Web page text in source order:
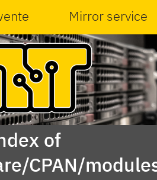
Mirror service
of
CPAN/